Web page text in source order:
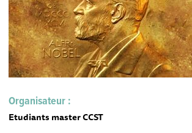
Organisateur :
Etudiants master CCST